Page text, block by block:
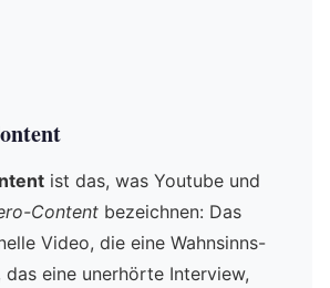
ist das, was Youtube und
Content bezeichnen: Das
Video, die eine Wahnsinns-
das eine unerhörte Interview,